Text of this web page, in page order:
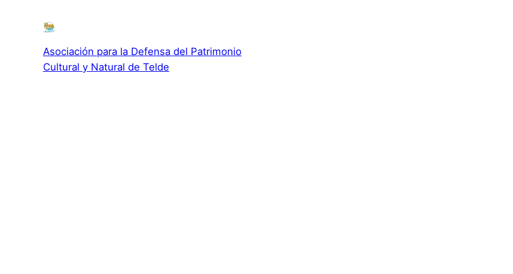
Asociación para la Defensa del Patrimonio
Cultural y Natural de Telde